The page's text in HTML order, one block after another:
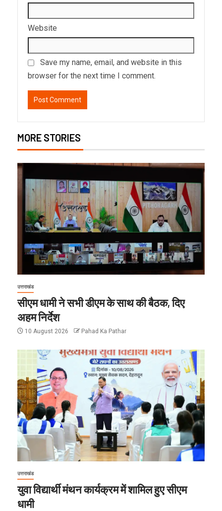
Website
Save my name, email, and website in this
browser for the next time I comment.
MORE STORIES
उत्तराखंड
सीएम धामी ने सभी डीएम के साथ की बैठक, दिए
अहम निर्देश
10 August 2026 Pahad Ka Pathar
उत्तराखंड
युवा विद्यार्थी मंथन कार्यक्रम में शामिल हुए सीएम
धामी